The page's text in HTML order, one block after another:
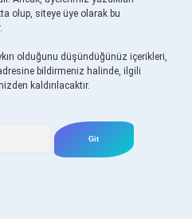
olup, siteye üye olarak bu
olduğunu düşündüğünüz içerikleri,
bildirmeniz halinde, ilgili
kaldırılacaktır.